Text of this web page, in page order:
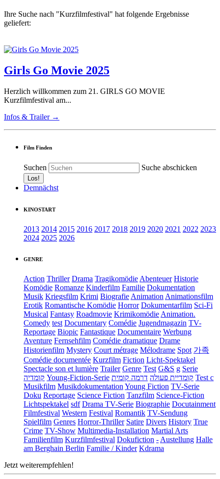
Ihre Suche nach "Kurzfilmfestival" hat folgende Ergebnisse
geliefert:
Girls Go Movie 2025
Herzlich willkommen zum 21. GIRLS GO MOVIE
Kurzfilmfestival am...
Infos & Trailer →
Film Finden
Suchen Suche abschicken
Demnächst
KINOSTART
2013 2014 2015 2016 2017 2018 2019 2020 2021 2022 2023
2024 2025 2026
GENRE
Action Thriller Drama TragikomödieAbenteuer Historie
Komödie Romanze Kinderfilm Familie Dokumentation
Musik Kriegsfilm Krimi BiografieAnimationAnimationsfilm
Erotik Romantische Komödie Horror Dokumentarfilm Sci-Fi
Musical Fantasy Roadmovie KrimikomödieAnimation.
Comedy test Documentary Comédie Jugendmagazin TV-
Reportage Biopic Fantastique Documentaire Werbung
Aventure Fernsehfilm Comédie dramatique Drame
Historienfilm Mystery Court métrage Mélodrame Spot 가족
Comédie documentée Kurzfilm Fiction Licht-Spektakel
Spectacle son et lumière Trailer Genre Test G&S g Serie
קומדיה Young-Fiction-Serie קומדיית פעולה דרמה קומית
Test c
Musikfilm MusikdokumentationYoung Fiction TV-Serie
Doku Reportage Science Fiction Tanzfilm Science-Fiction
Lichtspektakel sdf Drama TV-Serie Biographie Docutainment
Filmfestival Western Festival Romantik TV-Sendung
Spielfilm Genres Horror-Thriller Satire Divers History True
Crime TV-Show Multimedia-Installation Martial Arts
Familienfilm Kurzfilmfestival Dokufiction -Austellung Halle
am Berghain Berlin Familie / Kinder Kdrama
Jetzt weiterempfehlen!